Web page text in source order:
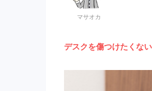
マサオカ
デスクを傷つけたくな